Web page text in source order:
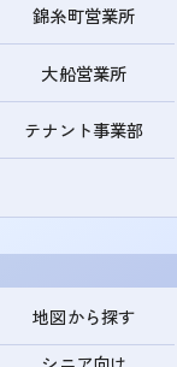
錦糸町営業所
大船営業所
テナント事業部
地図から探す